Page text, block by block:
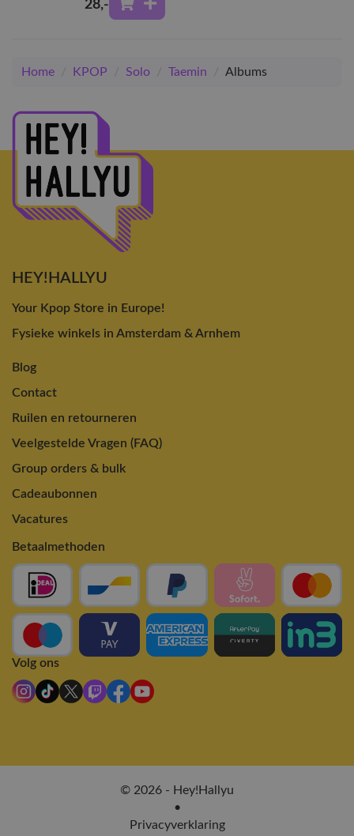
28,-
Home / KPOP / Solo / Taemin / Albums
HEY!HALLYU
Your Kpop Store in Europe!
Fysieke winkels in Amsterdam & Arnhem
Blog
Contact
Ruilen en retourneren
Veelgestelde Vragen (FAQ)
Group orders & bulk
Cadeaubonnen
Vacatures
Betaalmethoden
Volg ons
© 2026 - Hey!Hallyu
•
Privacyverklaring